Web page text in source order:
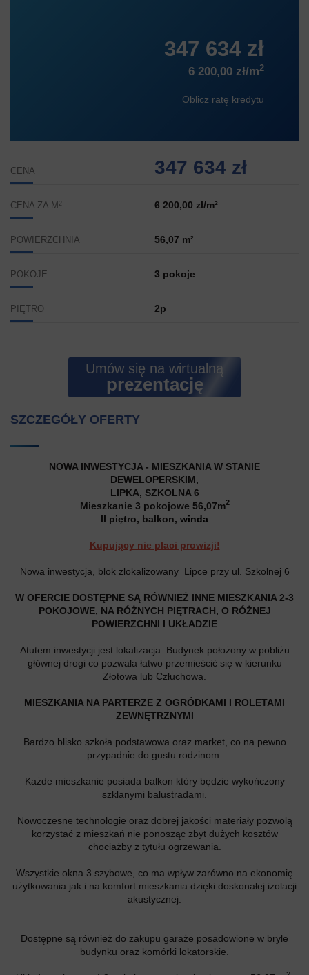
347 634 zł
6 200,00 zł/m2
Oblicz ratę kredytu
CENA 347 634 zł
CENA ZA M 2 6 200,00 zł/m²
POWIERZCHNIA 56,07 m²
POKOJE 3 pokoje
PIĘTRO 2p
Umów się na wirtualną
prezentację
SZCZEGÓŁY OFERTY
NOWA INWESTYCJA - MIESZKANIA W STANIE
DEWELOPERSKIM,
LIPKA, SZKOLNA 6
Mieszkanie 3 pokojowe 56,07m2
II piętro, balkon, winda
Kupujący nie płaci prowizji!
Nowa inwestycja, blok zlokalizowany Lipce przy ul. Szkolnej 6
W OFERCIE DOSTĘPNE SĄ RÓWNIEŻ INNE MIESZKANIA 2-3
POKOJOWE, NA RÓŻNYCH PIĘTRACH, O RÓŻNEJ
POWIERZCHNI I UKŁADZIE
Atutem inwestycji jest lokalizacja. Budynek położony w pobliżu
głównej drogi co pozwala łatwo przemieścić się w kierunku
Złotowa lub Człuchowa.
MIESZKANIA NA PARTERZE Z OGRÓDKAMI I ROLETAMI
ZEWNĘTRZNYMI
Bardzo blisko szkoła podstawowa oraz market, co na pewno
przypadnie do gustu rodzinom.
Każde mieszkanie posiada balkon który będzie wykończony
szklanymi balustradami.
Nowoczesne technologie oraz dobrej jakości materiały pozwolą
korzystać z mieszkań nie ponosząc zbyt dużych kosztów
chociażby z tytułu ogrzewania.
Wszystkie okna 3 szybowe, co ma wpływ zarówno na ekonomię
użytkowania jak i na komfort mieszkania dzięki doskonałej izolacji
akustycznej.
Dostępne są również do zakupu garaże posadowione w bryle
budynku oraz komórki lokatorskie.